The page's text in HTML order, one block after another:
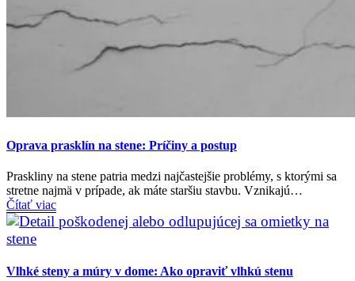
Oprava prasklín na stene: Príčiny a postup
Praskliny na stene patria medzi najčastejšie problémy, s ktorými sa
stretne najmä v prípade, ak máte staršiu stavbu. Vznikajú…
Čítať viac
Vlhké steny a múry v dome: Ako opraviť vlhkú stenu